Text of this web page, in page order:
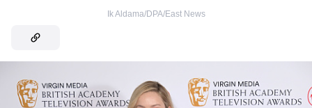
Ik Aldama/DPA/East News